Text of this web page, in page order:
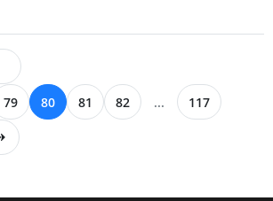
79 80 81 82 ... 117